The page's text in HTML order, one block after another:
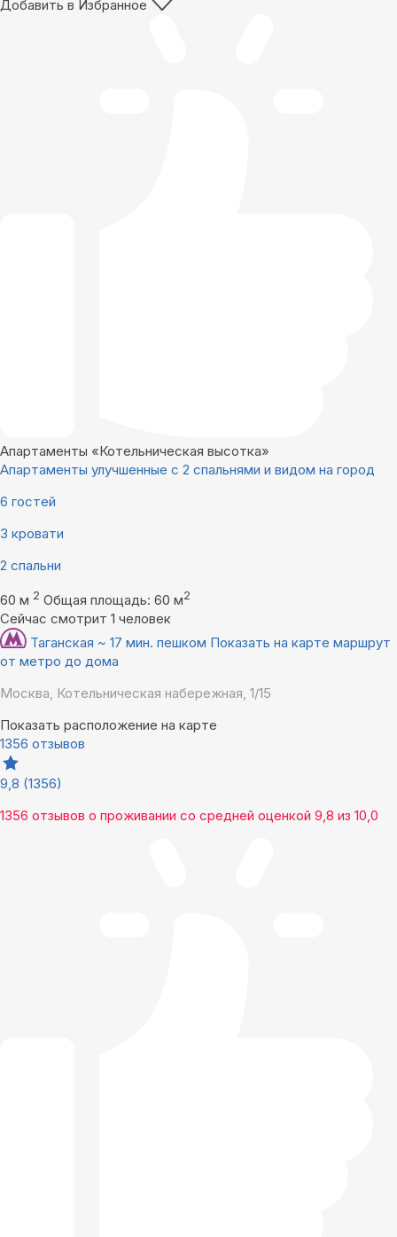
Добавить в Избранное
Апартаменты «Котельническая высотка»
Апартаменты улучшенные с 2 спальнями и видом на город
6 гостей
3 кровати
2 спальни
60 м 2 Общая площадь: 60 м2
Сейчас смотрит 1 человек
Таганская ~ 17 мин. пешком Показать на карте маршрут
от метро до дома
Москва, Котельническая набережная, 1/15
Показать расположение на карте
1356 отзывов
9,8 (1356)
1356 отзывов о проживании со средней оценкой 9,8 из 10,0